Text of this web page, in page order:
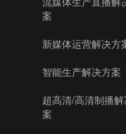
案
新媒体运营解决方
智能生产解决方案
超高清/高清制播
案